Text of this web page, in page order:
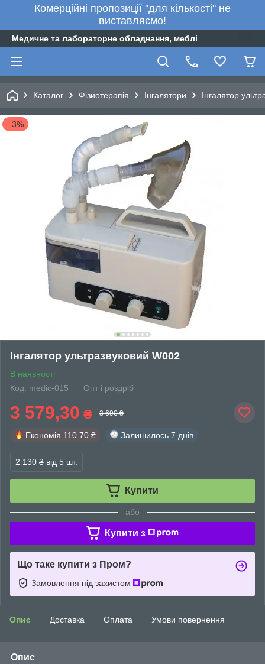
Комерційні пропозиції "для кількості" не
виставляємо!
Медичне та лабораторне обладнання, меблі
Каталог Фізиотерапія Інгалятори Інгалятор
–3%
Інгалятор ультразвуковий W002
В наявності
Код: medic-015
Опт і роздріб
3 579,30 ₴ 3 690 ₴
Економія 110.70 ₴ Залишилось 7 днів
2 130 ₴ від 5 шт.
Купити
або
Купити з
Що таке купити з Пром?
Замовлення під захистом
Опис Доставка Оплата Умови повернення
Опис